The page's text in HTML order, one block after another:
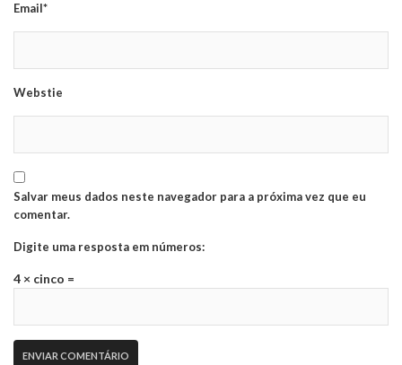
Email*
Webstie
Salvar meus dados neste navegador para a próxima vez que eu
comentar.
Digite uma resposta em números:
4 × cinco =